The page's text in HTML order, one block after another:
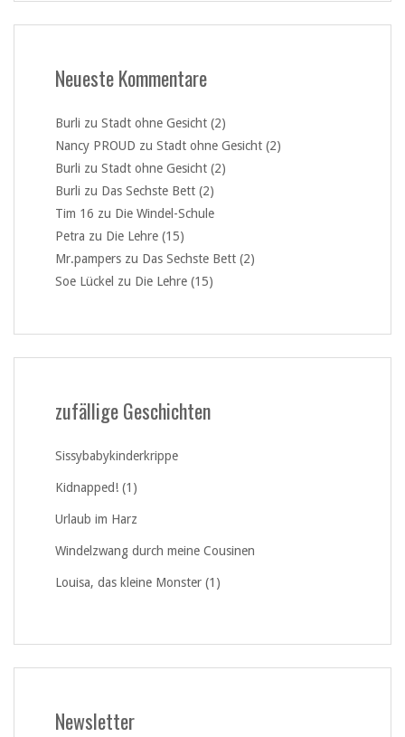
Neueste Kommentare
Burli zu Stadt ohne Gesicht (2)
Nancy PROUD zu Stadt ohne Gesicht (2)
Burli zu Stadt ohne Gesicht (2)
Burli zu Das Sechste Bett (2)
Tim 16 zu Die Windel-Schule
Petra zu Die Lehre (15)
Mr.pampers zu Das Sechste Bett (2)
Soe Lückel zu Die Lehre (15)
zufällige Geschichten
Sissybabykinderkrippe
Kidnapped! (1)
Urlaub im Harz
Windelzwang durch meine Cousinen
Louisa, das kleine Monster (1)
Newsletter